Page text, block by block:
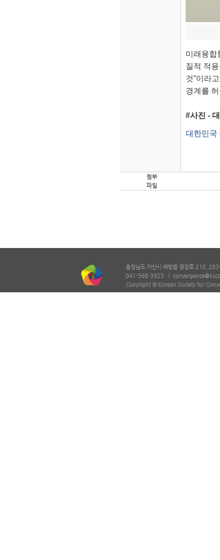
미래융합
질적 적
것”이라
경계를
#사진 -
대한민국
첨부
파일
충청남도 아산시 배방읍 광장로 210,
041-566-3925 |
Copyright © Korean Society for